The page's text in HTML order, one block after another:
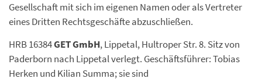
Gesellschaft mit sich im eigenen Namen oder als Vertreter
eines Dritten Rechtsgeschäfte abzuschließen.
HRB 16384GET GmbH, Lippetal, Hultroper Str. 8. Sitz von
Paderborn nach Lippetal verlegt. Geschäftsführer: Tobias
Herken und Kilian Summa; sie sind